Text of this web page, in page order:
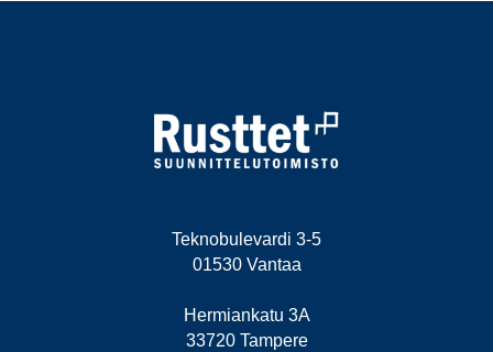
Teknobulevardi 3-5
01530 Vantaa
Hermiankatu 3A
33720 Tampere